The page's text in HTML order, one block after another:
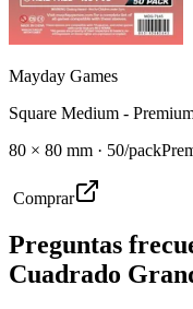
Mayday Games
Square Medium -
80 × 80 mm · 50/pack
Comprar
Preguntas
Cuadrado